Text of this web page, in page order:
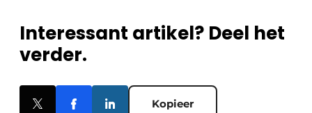
Interessant artikel? Deel het
verder.
Kopieer